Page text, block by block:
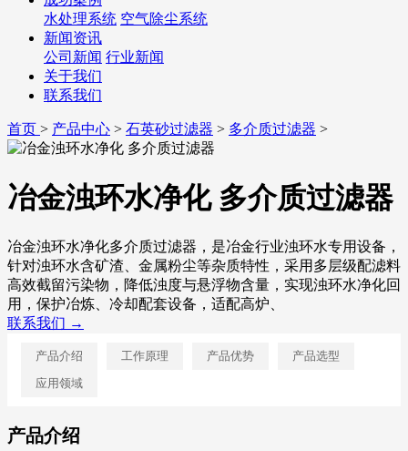
水处理系统 空气除尘系统
新闻资讯
公司新闻 行业新闻
关于我们
联系我们
首页 > 产品中心 > 石英砂过滤器 > 多介质过滤器 >
冶金浊环水净化 多介质过滤器
冶金浊环水净化多介质过滤器，是冶金行业浊环水专用设备，
针对浊环水含矿渣、金属粉尘等杂质特性，采用多层级配滤料
高效截留污染物，降低浊度与悬浮物含量，实现浊环水净化回
用，保护冶炼、冷却配套设备，适配高炉、
联系我们 →
产品介绍 工作原理 产品优势
产品选型
应用领域
产品介绍